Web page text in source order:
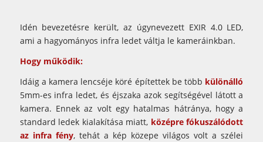
Idén bevezetésre került, az úgynevezett EXIR 4.0 LED,
ami a hagyományos infra ledet váltja le kameráinkban.
Hogy működik:
Idáig a kamera lencséje köré építettek be több különálló
5mm-es infra ledet, és éjszaka azok segítségével látott a
kamera. Ennek az volt egy hatalmas hátránya, hogy a
standard ledek kialakítása miatt, középre fókuszálódott
az infra fény, tehát a kép közepe világos volt a szélei